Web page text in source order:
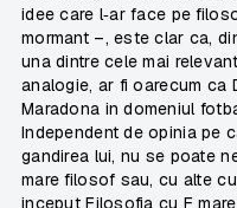
idee care l‑ar face pe
mormant –, este clar ca,
una dintre cele mai
analogie, ar fi oarecum ca
Maradona in domeniul
Independent de opinia pe
gandirea lui, nu se poate
mare filosof sau, cu alte
inceput Filosofia cu F